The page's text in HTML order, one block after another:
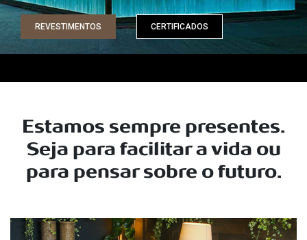
REVESTIMENTOS CERTIFICADOS
Estamos sempre presentes.
Seja para facilitar a vida ou
para pensar sobre o futuro.